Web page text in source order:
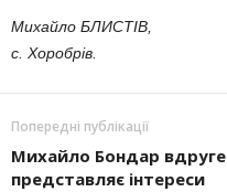
Михайло БЛИСТІВ,
с. Хоробрів.
Попередні публікації
Михайло Бондар вдруге
представляє інтереси